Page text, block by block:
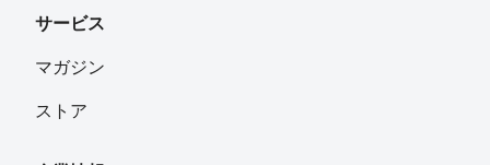
サービス
マガジン
ストア